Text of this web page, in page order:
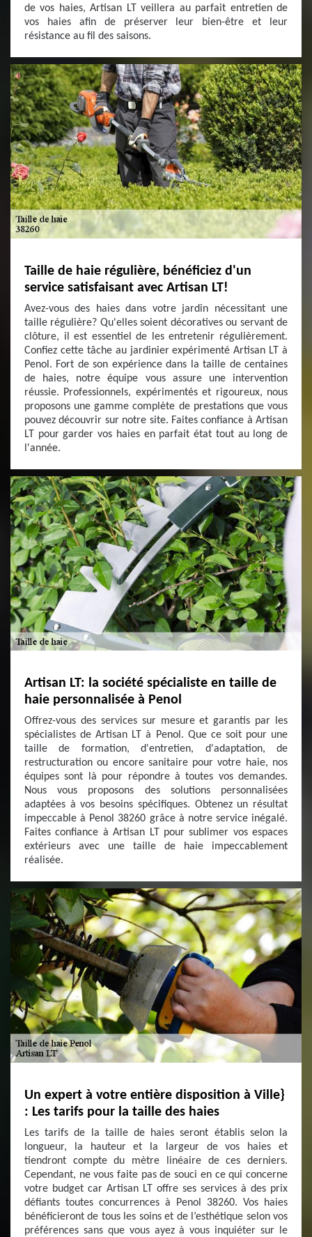
de vos haies, Artisan LT veillera au parfait entretien de
vos haies afin de préserver leur bien-être et leur
résistance au fil des saisons.
Taille de haie régulière, bénéficiez d'un
service satisfaisant avec Artisan LT!
Avez-vous des haies dans votre jardin nécessitant une
taille régulière? Qu'elles soient décoratives ou servant de
clôture, il est essentiel de les entretenir régulièrement.
Confiez cette tâche au jardinier expérimenté Artisan LT à
Penol. Fort de son expérience dans la taille de centaines
de haies, notre équipe vous assure une intervention
réussie. Professionnels, expérimentés et rigoureux, nous
proposons une gamme complète de prestations que vous
pouvez découvrir sur notre site. Faites confiance à Artisan
LT pour garder vos haies en parfait état tout au long de
l'année.
Artisan LT: la société spécialiste en taille de
haie personnalisée à Penol
Offrez-vous des services sur mesure et garantis par les
spécialistes de Artisan LT à Penol. Que ce soit pour une
taille de formation, d'entretien, d'adaptation, de
restructuration ou encore sanitaire pour votre haie, nos
équipes sont là pour répondre à toutes vos demandes.
Nous vous proposons des solutions personnalisées
adaptées à vos besoins spécifiques. Obtenez un résultat
impeccable à Penol 38260 grâce à notre service inégalé.
Faites confiance à Artisan LT pour sublimer vos espaces
extérieurs avec une taille de haie impeccablement
réalisée.
Un expert à votre entière disposition à Ville}
: Les tarifs pour la taille des haies
Les tarifs de la taille de haies seront établis selon la
longueur, la hauteur et la largeur de vos haies et
tiendront compte du mètre linéaire de ces derniers.
Cependant, ne vous faite pas de souci en ce qui concerne
votre budget car Artisan LT offre ses services à des prix
défiants toutes concurrences à Penol 38260. Vos haies
bénéficieront de tous les soins et de l’esthétique selon vos
préférences sans que vous ayez à vous inquiéter sur le